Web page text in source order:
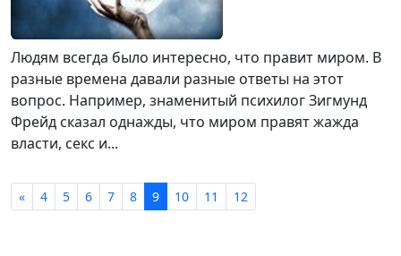
Людям всегда было интересно, что правит миром. В
разные времена давали разные ответы на этот
вопрос. Например, знаменитый психилог Зигмунд
Фрейд сказал однажды, что миром правят жажда
власти, секс и...
« 4 5 6 7 8 9 10 11 12